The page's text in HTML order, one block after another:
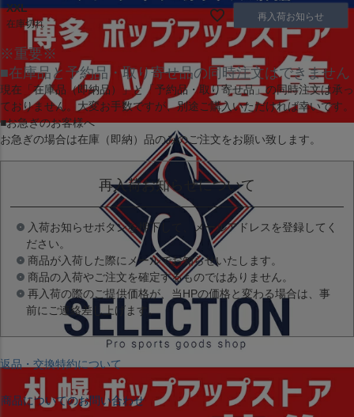
XXL
在庫切れ
再入荷お知らせ
※重要※
■在庫品と予約品・取り寄せ品の同時注文はできません
現在 「在庫品（即納品）」と 「予約品・取り寄せ品」の同時注文は承っ
ておりません。大変お手数ですが、別途ご購入いただければ幸いです。
■お急ぎのお客様へ
お急ぎの場合は在庫（即納）品のみのご注文をお願い致します。
再入荷お知らせについて
入荷お知らせボタンを押下して、メールアドレスを登録してく
ださい。
商品が入荷した際にメールでお知らせいたします。
商品の入荷やご注文を確定するものではありません。
再入荷の際のご提供価格が、当HPの価格と変わる場合は、事
前にご連絡差し上げます。
返品・交換特約について
商品についてのお問い合わせ